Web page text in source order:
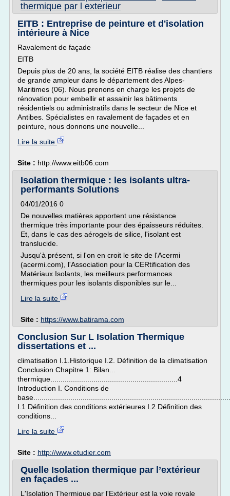
thermique par l exterieur
EITB : Entreprise de peinture et d'isolation
intérieure à Nice
Ravalement de façade
EITB
Depuis plus de 20 ans, la société EITB réalise des chantiers
de grande ampleur dans le département des Alpes-
Maritimes (06). Nous prenons en charge les projets de
rénovation pour embellir et assainir les bâtiments
résidentiels ou administratifs dans le secteur de Nice et
Antibes. Spécialistes en ravalement de façades et en
peinture, nous donnons une nouvelle...
Lire la suite
Site : http://www.eitb06.com
Isolation thermique : les isolants ultra-
performants Solutions
04/01/2016 0
De nouvelles matières apportent une résistance
thermique très importante pour des épaisseurs réduites.
Et, dans le cas des aérogels de silice, l'isolant est
translucide.
Jusqu'à présent, si l'on en croit le site de l'Acermi
(acermi.com), l'Association pour la CERtification des
Matériaux Isolants, les meilleurs performances
thermiques pour les isolants disponibles sur le...
Lire la suite
Site : https://www.batirama.com
Conclusion Sur L Isolation Thermique
dissertations et ...
climatisation I.1.Historique I.2. Définition de la climatisation
Conclusion Chapitre 1: Bilan...
thermique..............................................................4
Introduction I. Conditions de
I.1 Définition des conditions extérieures I.2 Définition des
conditions...
Lire la suite
Site : http://www.etudier.com
Quelle Isolation thermique par l’extérieur
en façades ...
L'Isolation Thermique par l'Extérieur est la voie royale